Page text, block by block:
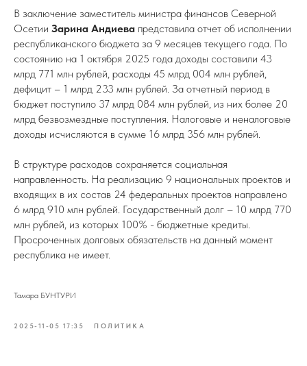
В заключение заместитель министра финансов Северной
Осетии Зарина Андиева представила отчет об исполнении
республиканского бюджета за 9 месяцев текущего года. По
состоянию на 1 октября 2025 года доходы составили 43
млрд 771 млн рублей, расходы 45 млрд 004 млн рублей,
дефицит – 1 млрд 233 млн рублей. За отчетный период в
бюджет поступило 37 млрд 084 млн рублей, из них более 20
млрд безвозмездные поступления. Налоговые и неналоговые
доходы исчисляются в сумме 16 млрд 356 млн рублей.
В структуре расходов сохраняется социальная
направленность. На реализацию 9 национальных проектов и
входящих в их состав 24 федеральных проектов направлено
6 млрд 910 млн рублей. Государственный долг – 10 млрд 770
млн рублей, из которых 100% - бюджетные кредиты.
Просроченных долговых обязательств на данный момент
республика не имеет.
Тамара БУНТУРИ
2025-11-05 17:35 ПОЛИТИКА